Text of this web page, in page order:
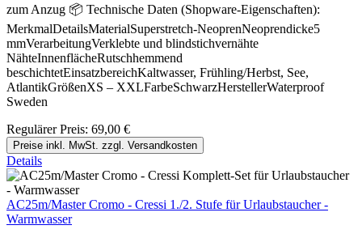
zum Anzug 📦 Technische Daten (Shopware-Eigenschaften):
MerkmalDetailsMaterialSuperstretch-NeoprenNeoprendicke5
mmVerarbeitungVerklebte und blindstichvernähte
NähteInnenflächeRutschhemmend
beschichtetEinsatzbereichKaltwasser, Frühling/Herbst, See,
AtlantikGrößenXS – XXLFarbeSchwarzHerstellerWaterproof
Sweden
Regulärer Preis: 69,00 €
Preise inkl. MwSt. zzgl. Versandkosten
Details
AC25m/Master Cromo - Cressi 1./2. Stufe für Urlaubstaucher -
Warmwasser